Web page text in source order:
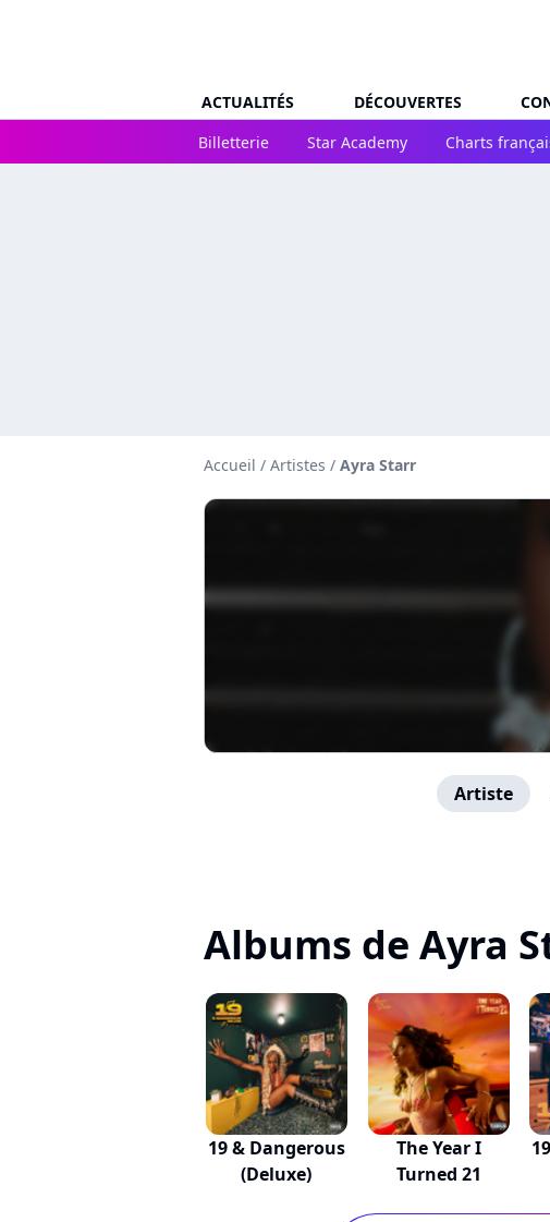
ACTUALITÉS DÉCOUVERTES
Billetterie
Star Academy Charts
Accueil / Artistes / Ayra Starr
Artiste
Albums de Ayra
19 & Dangerous
(Deluxe)
The Year I
Turned 21